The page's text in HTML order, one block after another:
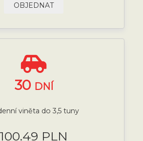
OBJEDNAT
30 DNÍ
viněta do 3,5 tuny
100.49 PLN